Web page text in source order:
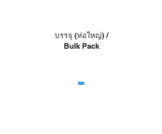
บรรจุ (ห่อใหญ่) /
Bulk Pack
-